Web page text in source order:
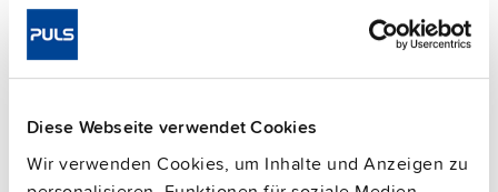
Diese Webseite verwendet Cookies
Wir verwenden Cookies, um Inhalte und Anzeigen zu